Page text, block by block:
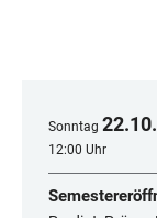
Sonntag 22.10.
12:00 Uhr